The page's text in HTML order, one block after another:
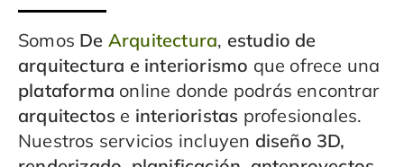
Somos De Arquitectura, estudio de
arquitectura e interiorismo que ofrece una
plataforma online donde podrás encontrar
arquitectos e interioristas profesionales.
Nuestros servicios incluyen diseño 3D,